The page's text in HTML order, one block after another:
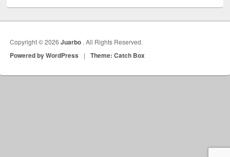
Copyright © 2026Juarbo . All Rights Reserved.
Powered by WordPress | Theme: Catch Box